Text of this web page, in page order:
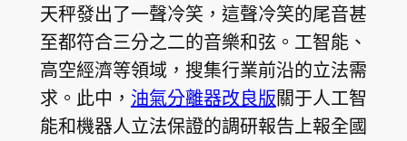
天秤發出了一聲冷笑，這聲冷笑的尾音甚
至都符合三分之二的音樂和弦。工智能、
高空經濟等領域，搜集行業前沿的立法需
求。此中， 油氣分離器改良版關于人工智
能和機器人立法保證的調研報告上報全國